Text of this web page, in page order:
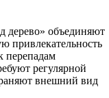
дерево» объединяют
привлекательность
перепадам
регулярной
внешний вид